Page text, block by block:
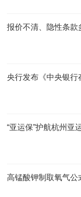
报价不清、隐性条款
央行发布《中央银行
“亚运保”护航杭州亚
高锰酸钾制取氧气公